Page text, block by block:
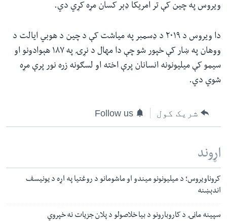
ویروس په چین کې تر امریکا ډېر کسان مړه کړي دي.
دا ویروس د ۲۰۱۹ د ډسمبر په میاشت کې د چین د هوبي ایالت د
ووهان په ښار کې خپور شو چې دا مهال د نړۍ په ۱۸۷ هېوادونو او
سیمو کې میلیونونه انسانان پرې اخته او لسګونه زره نور پرې مړه
شوي دي.
شریک کول Follow us
اړوند
کروناویروس؛ د میلیونونو میندو او ماشومانو د روغتیا په اړه د یونیسف
اندېښنه
سپینه ماڼۍ د کاروبارونو د بیا خلاصولو د پلان جزیات نه خپروي